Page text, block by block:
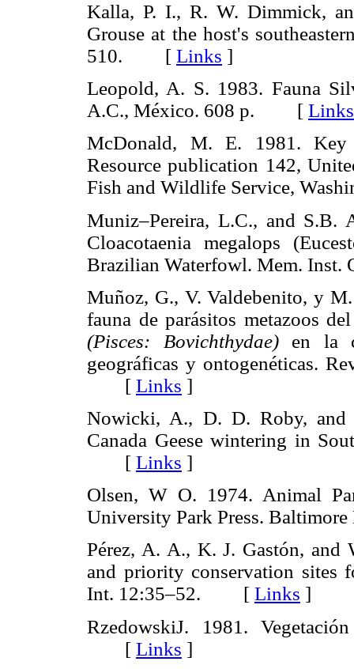
Kalla, P. I., R. W. Dimmick,
Grouse at the host's
510. [ Links ]
Leopold, A. S. 1983. Fauna
A.C., México. 608 p. [ Links
McDonald, M. E. 1981. Key
Resource publication 142,
Fish and Wildlife Service,
Muniz–Pereira, L.C., and S.B.
Cloacotaenia megalops
Brazilian Waterfowl. Mem.
Muñoz, G., V. Valdebenito, y
fauna de parásitos metazoos
(Pisces: Bovichthydae) en la
geográficas y ontogenéticas.
[ Links ]
Nowicki, A., D. D. Roby, and
Canada Geese wintering in
[ Links ]
Olsen, W O. 1974. Animal
University Park Press.
Pérez, A. A., K. J. Gastón, and
and priority conservation sites
Int. 12:35–52. [ Links ]
RzedowskiJ. 1981.
[ Links ]